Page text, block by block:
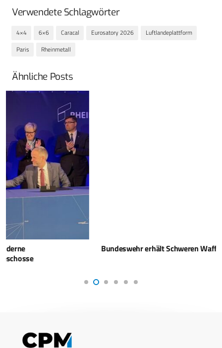
Verwendete Schlagwörter
4×4 6×6 Caracal Eurosatory 2026
Luftlandeplattform
Paris
Rheinmetall
Ähnliche Posts
Bundeswehr erhält Schweren Waffenträger Infanterie